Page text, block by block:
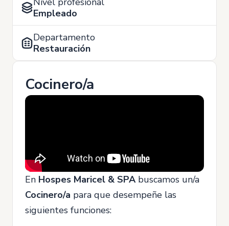
Empleado
Departamento
Restauración
Cocinero/a
En Hospes Maricel & SPA buscamos un/a
Cocinero/a para que desempeñe las
siguientes funciones: